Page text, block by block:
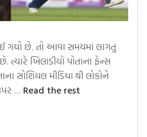
ગયો છે. તો આવા સમયમાં લાગતું
ત્યારે ખિલાડીયો પોતાના ફેન્સ
સોશિયલ મીડિયા થી લોકોને
… Read the rest